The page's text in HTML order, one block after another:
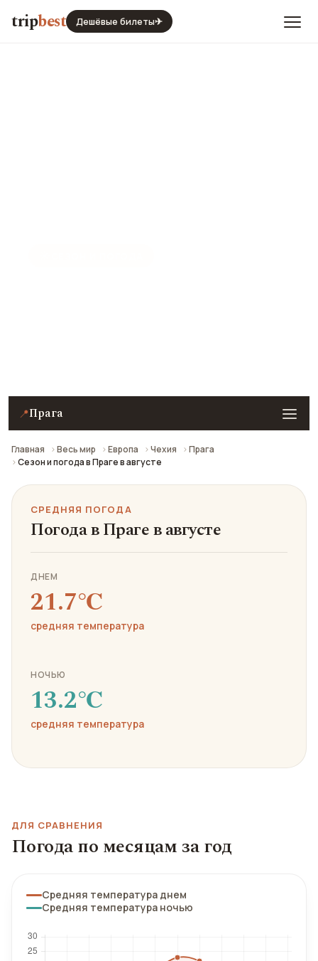
tripbest Дешёвые билеты✈
📍Прага
Главная Весь мир Европа Чехия
Прага
Сезон и погода в Праге в августе
СРЕДНЯЯ ПОГОДА
Погода в Праге в августе
ДНЕМ
21.7℃
средняя температура
НОЧЬЮ
13.2℃
средняя температура
ДЛЯ СРАВНЕНИЯ
Погода по месяцам за год
Средняя температура днем
Средняя температура ночью